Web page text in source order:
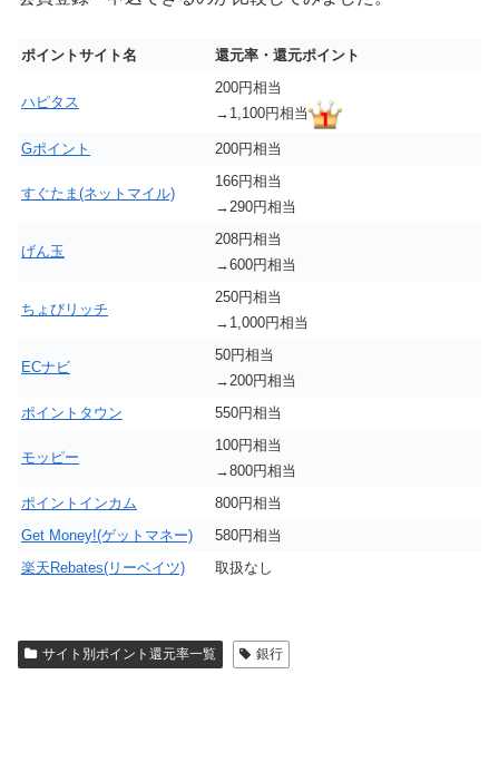
ポイントサイト名 還元率・還元ポイント
ハピタス
200円相当
→1,100円相当
Gポイント 200円相当
すぐたま(ネットマイル)
166円相当
→290円相当
げん玉
208円相当
→600円相当
ちょびリッチ
250円相当
→1,000円相当
ECナビ
50円相当
→200円相当
ポイントタウン
550円相当
モッピー
100円相当
→800円相当
ポイントインカム
800円相当
Get Money!(ゲットマネー)
580円相当
楽天Rebates(リーベイツ)
取扱なし
サイト別ポイント還元率一覧 銀行